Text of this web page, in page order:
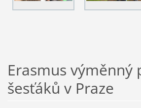
Erasmus výměnný
šesťáků v Praze